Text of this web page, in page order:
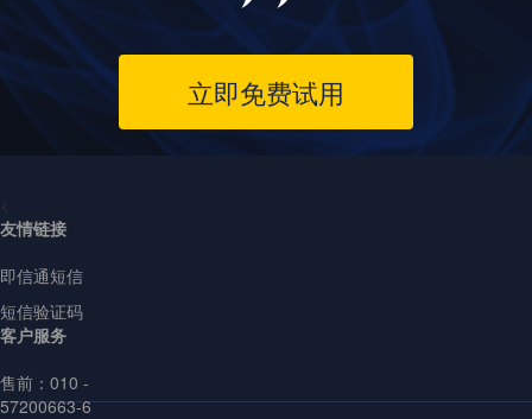
立即免费试用
<
友情链接
即信通短信
短信验证码
客户服务
售前： 010 -
57200663-6